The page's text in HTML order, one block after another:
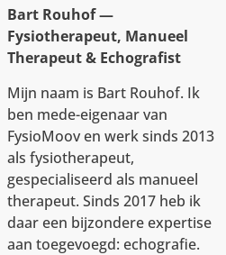
Bart Rouhof —
Fysiotherapeut, Manueel
Therapeut & Echografist
Mijn naam is Bart Rouhof. Ik
ben mede-eigenaar van
FysioMoov en werk sinds 2013
als fysiotherapeut,
gespecialiseerd als manueel
therapeut. Sinds 2017 heb ik
daar een bijzondere expertise
aan toegevoegd: echografie.